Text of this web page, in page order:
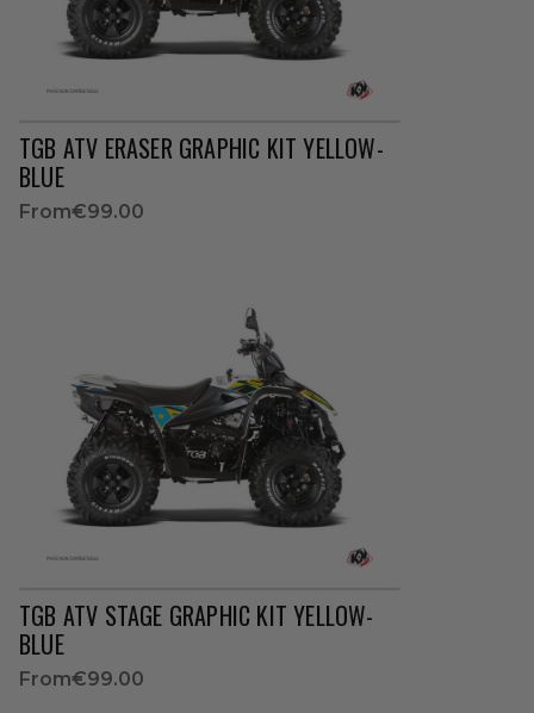
TGB ATV ERASER GRAPHIC KIT YELLOW-
BLUE
From€99.00
TGB ATV STAGE GRAPHIC KIT YELLOW-
BLUE
From€99.00